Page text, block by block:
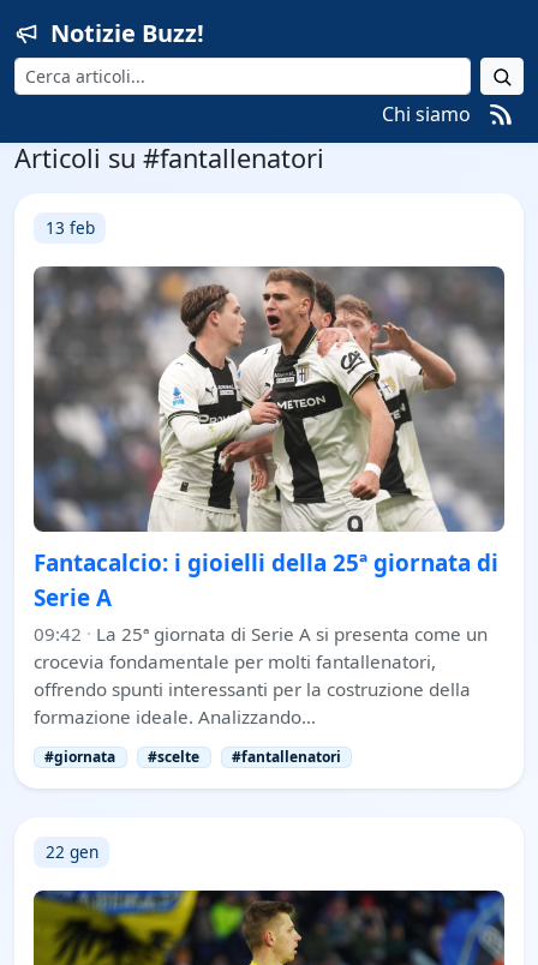
Notizie Buzz!
Cerca
Chi siamo
Articoli su #fantallenatori
13 feb
Fantacalcio: i gioielli della 25ª giornata di
Serie A
09:42 · La 25ª giornata di Serie A si presenta come un
crocevia fondamentale per molti fantallenatori,
offrendo spunti interessanti per la costruzione della
formazione ideale. Analizzando…
#giornata #scelte #fantallenatori
22 gen